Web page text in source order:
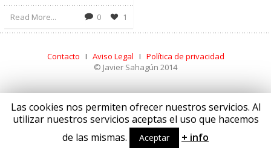
Read More... 0 1
Contacto I Aviso Legal I Política de privacidad
© Javier Sahagún 2014
Las cookies nos permiten ofrecer nuestros servicios. Al
utilizar nuestros servicios aceptas el uso que hacemos
de las mismas.
Aceptar + info